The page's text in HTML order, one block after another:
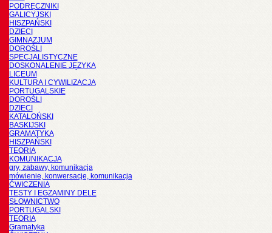
PODRĘCZNIKI
GALICYJSKI
HISZPAŃSKI
DZIECI
GIMNAZJUM
DOROŚLI
SPECJALISTYCZNE
DOSKONALENIE JĘZYKA
LICEUM
KULTURA I CYWILIZACJA
PORTUGALSKIE
DOROŚLI
DZIECI
KATALOŃSKI
BASKIJSKI
GRAMATYKA
HISZPAŃSKI
TEORIA
KOMUNIKACJA
gry, zabawy, komunikacja
mówienie, konwersacje, komunikacja
ĆWICZENIA
TESTY I EGZAMINY DELE
SŁOWNICTWO
PORTUGALSKI
TEORIA
Gramatyka